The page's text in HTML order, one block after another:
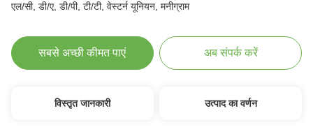
एल/सी, डी/ए, डी/पी, टी/टी, वेस्टर्न यूनियन, मनीग्राम
सबसे अच्छी कीमत पाएं अब संपर्क करें
विस्तृत जानकारी उत्पाद का वर्णन